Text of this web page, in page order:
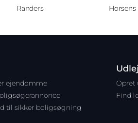
Randers Horsens
ejendomme
til sikker boligsøgning
Opret
Find